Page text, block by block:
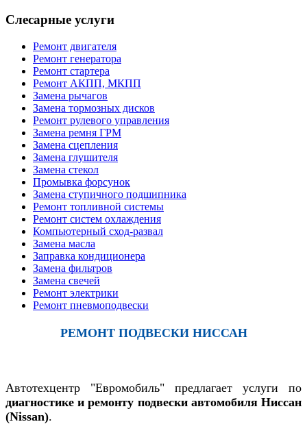
Слесарные услуги
Ремонт двигателя
Ремонт генератора
Ремонт стартера
Ремонт АКПП, МКПП
Замена рычагов
Замена тормозных дисков
Ремонт рулевого управления
Замена ремня ГРМ
Замена сцепления
Замена глушителя
Замена стекол
Промывка форсунок
Замена ступичного подшипника
Ремонт топливной системы
Ремонт систем охлаждения
Компьютерный сход-развал
Замена масла
Заправка кондиционера
Замена фильтров
Замена свечей
Ремонт электрики
Ремонт пневмоподвески
РЕМОНТ ПОДВЕСКИ НИССАН
Автотехцентр "Евромобиль" предлагает услуги по
диагностике и ремонту подвески автомобиля Ниссан
(Nissan).